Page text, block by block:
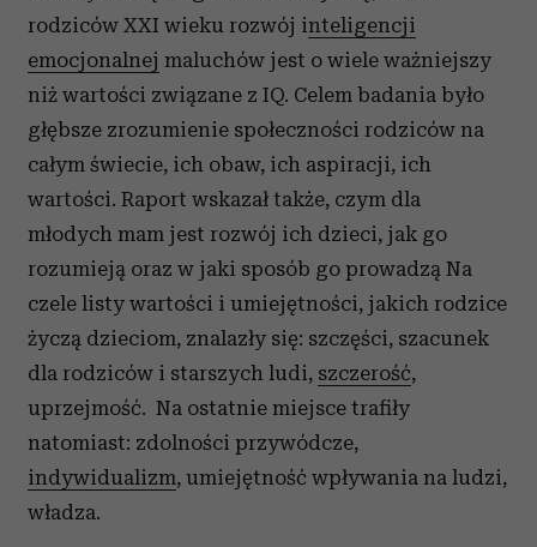
rodziców XXI wieku rozwój inteligencji
emocjonalnej maluchów jest o wiele ważniejszy
niż wartości związane z IQ. Celem badania było
głębsze zrozumienie społeczności rodziców na
całym świecie, ich obaw, ich aspiracji, ich
wartości. Raport wskazał także, czym dla
młodych mam jest rozwój ich dzieci, jak go
rozumieją oraz w jaki sposób go prowadzą Na
czele listy wartości i umiejętności, jakich rodzice
życzą dzieciom, znalazły się: szczęści, szacunek
dla rodziców i starszych ludi, szczerość,
uprzejmość. Na ostatnie miejsce trafiły
natomiast: zdolności przywódcze,
indywidualizm, umiejętność wpływania na ludzi,
władza.